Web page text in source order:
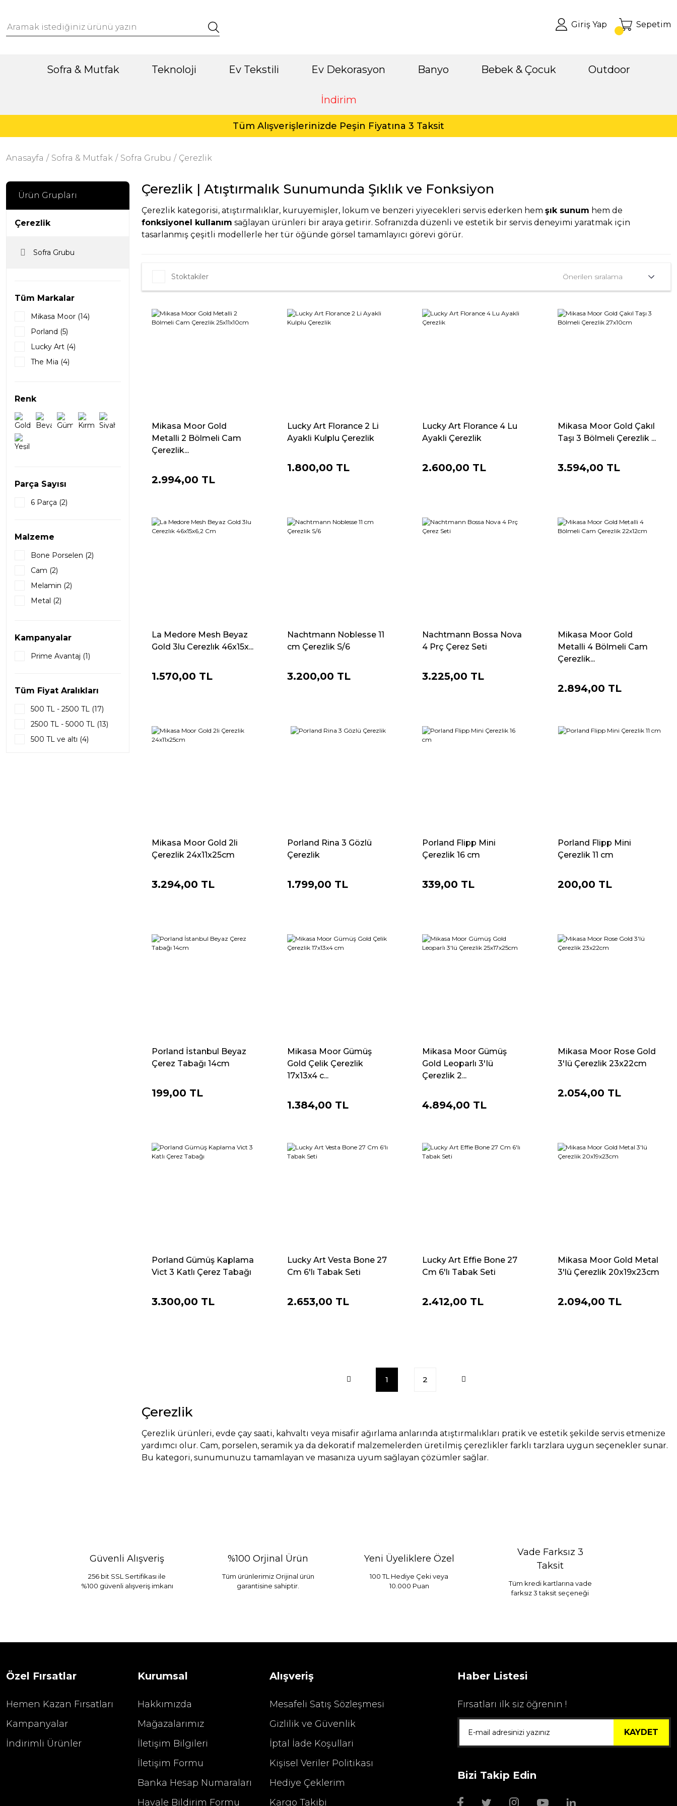
Giriş Yap Sepetim
Sofra & Mutfak Teknoloji Ev Tekstili Ev Dekorasyon Banyo Bebek & Çocuk Outdoor
İndirim
Tüm Alışverişlerinizde Peşin Fiyatına 3 Taksit
Anasayfa Sofra & Mutfak Sofra Grubu Çerezlik
Ürün Grupları
Çerezlik
Sofra Grubu
Tüm Markalar
Mikasa Moor (14)
Porland (5)
Lucky Art (4)
The Mia (4)
Lamedore (1)
Renk
Parça Sayısı
6 Parça (2)
Malzeme
Bone Porselen (2)
Cam (2)
Melamin (2)
Metal (2)
Kampanyalar
Prime Avantaj (1)
Tüm Fiyat Aralıkları
500 TL - 2500 TL (17)
2500 TL - 5000 TL (13)
500 TL ve altı (4)
Çerezlik | Atıştırmalık Sunumunda Şıklık ve Fonksiyon
Çerezlik kategorisi, atıştırmalıklar, kuruyemişler, lokum ve benzeri yiyecekleri servis ederken hem şık sunum hem de
fonksiyonel kullanım sağlayan ürünleri bir araya getirir. Sofranızda düzenli ve estetik bir servis deneyimi yaratmak için
tasarlanmış çeşitli modellerle her tür öğünde görsel tamamlayıcı görevi görür.
Stoktakiler
Mikasa Moor Gold
Metalli 2 Bölmeli Cam
Çerezlik...
2.994,00 TL
Lucky Art Florance 2 Li
Ayakli Kulplu Çerezlik
1.800,00 TL
Lucky Art Florance 4 Lu
Ayakli Çerezlik
2.600,00 TL
Mikasa Moor Gold Çakıl
Taşı 3 Bölmeli Çerezlik ...
3.594,00 TL
La Medore Mesh Beyaz
Gold 3lu Cerezlık 46x15x...
1.570,00 TL
Nachtmann Noblesse 11
cm Çerezlik S/6
3.200,00 TL
Nachtmann Bossa Nova
4 Prç Çerez Seti
3.225,00 TL
Mikasa Moor Gold
Metalli 4 Bölmeli Cam
Çerezlik...
2.894,00 TL
Mikasa Moor Gold 2li
Çerezlik 24x11x25cm
3.294,00 TL
Porland Rina 3 Gözlü
Çerezlik
1.799,00 TL
Porland Flipp Mini
Çerezlik 16 cm
339,00 TL
Porland Flipp Mini
Çerezlik 11 cm
200,00 TL
Porland İstanbul Beyaz
Çerez Tabağı 14cm
199,00 TL
Mikasa Moor Gümüş
Gold Çelik Çerezlik
17x13x4 c...
1.384,00 TL
Mikasa Moor Gümüş
Gold Leoparlı 3'Iü
Çerezlik 2...
4.894,00 TL
Mikasa Moor Rose Gold
3'Iü Çerezlik 23x22cm
2.054,00 TL
Porland Gümüş Kaplama
Vict 3 Katlı Çerez Tabağı
3.300,00 TL
Lucky Art Vesta Bone 27
Cm 6'lı Tabak Seti
2.653,00 TL
Lucky Art Effie Bone 27
Cm 6'lı Tabak Seti
2.412,00 TL
Mikasa Moor Gold Metal
3'lü Çerezlik 20x19x23cm
2.094,00 TL
1 2
Çerezlik
Çerezlik ürünleri, evde çay saati, kahvaltı veya misafir ağırlama anlarında atıştırmalıkları pratik ve estetik şekilde servis etmenize
yardımcı olur. Cam, porselen, seramik ya da dekoratif malzemelerden üretilmiş çerezlikler farklı tarzlara uygun seçenekler sunar.
Bu kategori, sunumunuzu tamamlayan ve masanıza uyum sağlayan çözümler sağlar.
Güvenli Alışveriş
256 bit SSL Sertifikası ile
%100 güvenli alışveriş imkanı
%100 Orjinal Ürün
Tüm ürünlerimiz Orijinal ürün
garantisine sahiptir.
Yeni Üyeliklere Özel
100 TL Hediye Çeki veya
10.000 Puan
Vade Farksız 3
Taksit
Tüm kredi kartlarına vade
farksız 3 taksit seçeneği
Özel Fırsatlar
Hemen Kazan Fırsatları
Kampanyalar
İndirimli Ürünler
Kurumsal
Hakkımızda
Mağazalarımız
İletişim Bilgileri
İletişim Formu
Banka Hesap Numaraları
Havale Bildirim Formu
Alışveriş
Mesafeli Satış Sözleşmesi
Gizlilik ve Güvenlik
İptal İade Koşullari
Kişisel Veriler Politikası
Hediye Çeklerim
Kargo Takibi
Haber Listesi
Fırsatları ilk siz öğrenin !
KAYDET
Bizi Takip Edin